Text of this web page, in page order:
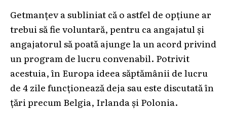
Getmanțev a subliniat că o astfel de opțiune ar
trebui să fie voluntară, pentru ca angajatul și
angajatorul să poată ajunge la un acord privind
un program de lucru convenabil. Potrivit
acestuia, în Europa ideea săptămânii de lucru
de 4 zile funcționează deja sau este discutată în
țări precum Belgia, Irlanda și Polonia.